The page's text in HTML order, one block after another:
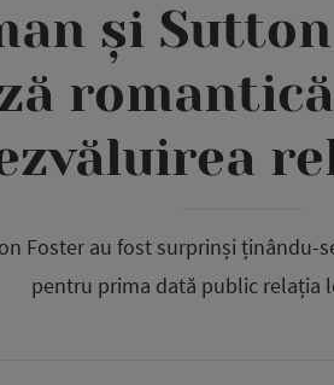
și
Foster au fost surprinși ținându-
pentru prima dată public relația